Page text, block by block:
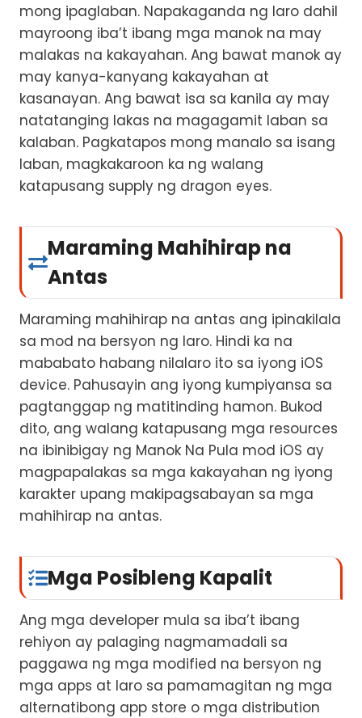
mong ipaglaban. Napakaganda ng laro dahil
mayroong iba’t ibang mga manok na may
malakas na kakayahan. Ang bawat manok ay
may kanya-kanyang kakayahan at
kasanayan. Ang bawat isa sa kanila ay may
natatanging lakas na magagamit laban sa
kalaban. Pagkatapos mong manalo sa isang
laban, magkakaroon ka ng walang
katapusang supply ng dragon eyes.
Maraming Mahihirap na
Antas
Maraming mahihirap na antas ang ipinakilala
sa mod na bersyon ng laro. Hindi ka na
mababato habang nilalaro ito sa iyong iOS
device. Pahusayin ang iyong kumpiyansa sa
pagtanggap ng matitinding hamon. Bukod
dito, ang walang katapusang mga resources
na ibinibigay ng Manok Na Pula mod iOS ay
magpapalakas sa mga kakayahan ng iyong
karakter upang makipagsabayan sa mga
mahihirap na antas.
Mga Posibleng Kapalit
Ang mga developer mula sa iba’t ibang
rehiyon ay palaging nagmamadali sa
paggawa ng mga modified na bersyon ng
mga apps at laro sa pamamagitan ng mga
alternatibong app store o mga distribution